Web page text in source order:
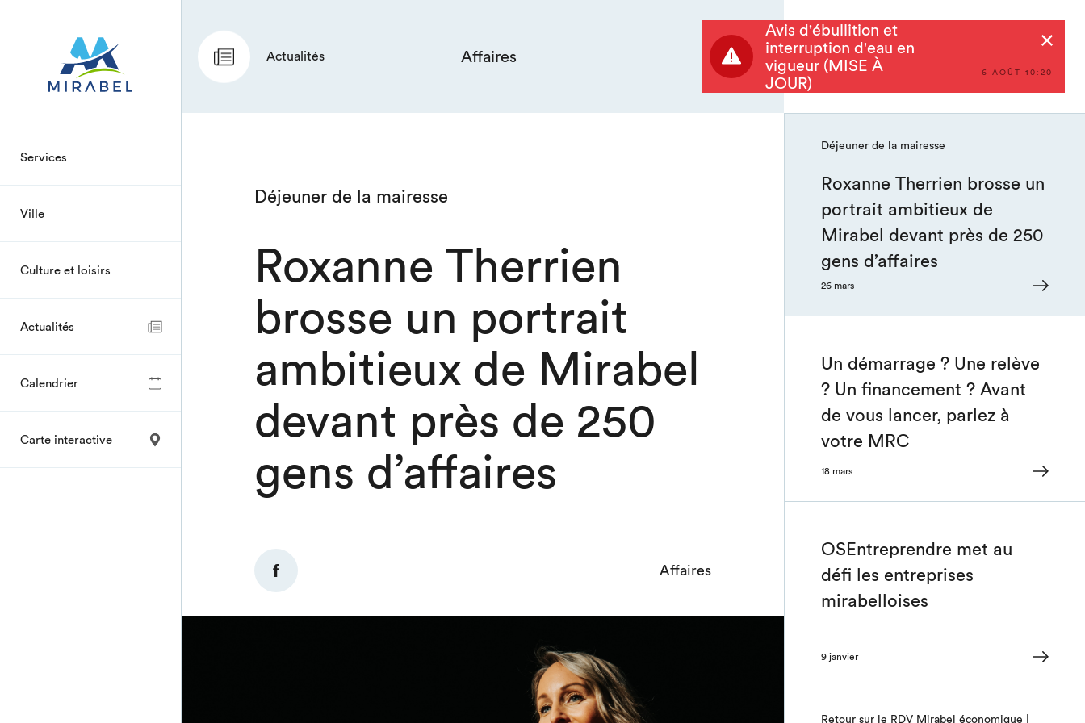
Services
Ville
Culture et loisirs
Actualités
Calendrier
Carte interactive
6 AOÛT 10:20
Avis d'ébullition et
interruption d'eau en
vigueur (MISE À
JOUR)
Actualités Affaires
Déjeuner de la mairesse
Roxanne Therrien
brosse un portrait
ambitieux de Mirabel
devant près de 250
gens d’affaires
Affaires
leader
Déjeuner de la mairesse
Roxanne Therrien brosse un
portrait ambitieux de
Mirabel devant près de 250
gens d’affaires
26 mars
Un démarrage ? Une relève
? Un financement ? Avant
de vous lancer, parlez à
votre MRC
18 mars
OSEntreprendre met au
défi les entreprises
mirabelloises
9 janvier
Retour sur le RDV Mirabel économique |